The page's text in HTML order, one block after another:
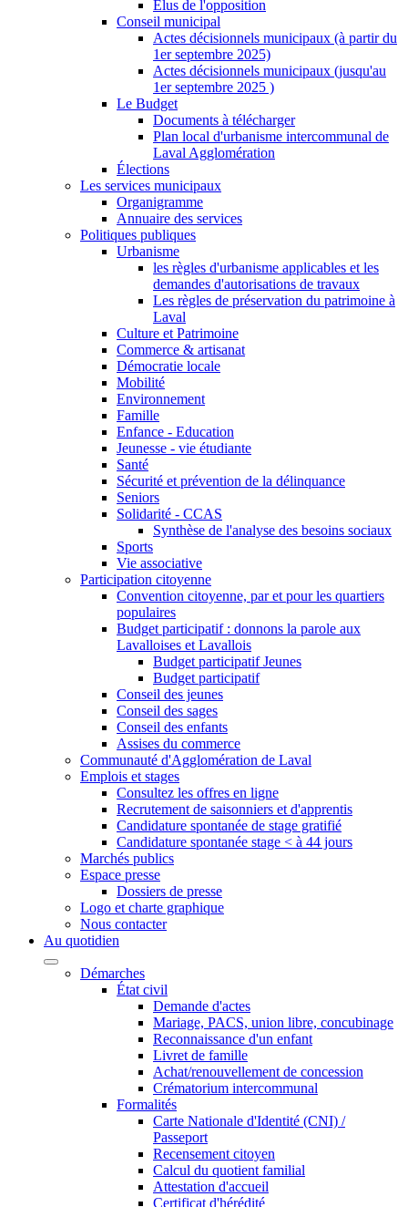
Élus de l'opposition
Conseil municipal
Actes décisionnels municipaux (à partir du
1er septembre 2025)
Actes décisionnels municipaux (jusqu'au
1er septembre 2025 )
Le Budget
Documents à télécharger
Plan local d'urbanisme intercommunal de
Laval Agglomération
Élections
Les services municipaux
Organigramme
Annuaire des services
Politiques publiques
Urbanisme
les règles d'urbanisme applicables et les
demandes d'autorisations de travaux
Les règles de préservation du patrimoine à
Laval
Culture et Patrimoine
Commerce & artisanat
Démocratie locale
Mobilité
Environnement
Famille
Enfance - Education
Jeunesse - vie étudiante
Santé
Sécurité et prévention de la délinquance
Seniors
Solidarité - CCAS
Synthèse de l'analyse des besoins sociaux
Sports
Vie associative
Participation citoyenne
Convention citoyenne, par et pour les quartiers
populaires
Budget participatif : donnons la parole aux
Lavalloises et Lavallois
Budget participatif Jeunes
Budget participatif
Conseil des jeunes
Conseil des sages
Conseil des enfants
Assises du commerce
Communauté d'Agglomération de Laval
Emplois et stages
Consultez les offres en ligne
Recrutement de saisonniers et d'apprentis
Candidature spontanée de stage gratifié
Candidature spontanée stage < à 44 jours
Marchés publics
Espace presse
Dossiers de presse
Logo et charte graphique
Nous contacter
Au quotidien
Démarches
État civil
Demande d'actes
Mariage, PACS, union libre, concubinage
Reconnaissance d'un enfant
Livret de famille
Achat/renouvellement de concession
Crématorium intercommunal
Formalités
Carte Nationale d'Identité (CNI) /
Passeport
Recensement citoyen
Calcul du quotient familial
Attestation d'accueil
Certificat d'hérédité